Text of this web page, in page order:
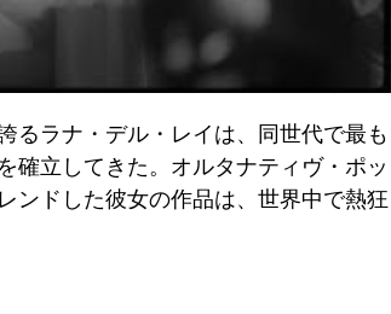
るラナ・デル・レイは、同世代で最も
確立してきた。オルタナティヴ・ポッ
ンドした彼女の作品は、世界中で熱狂